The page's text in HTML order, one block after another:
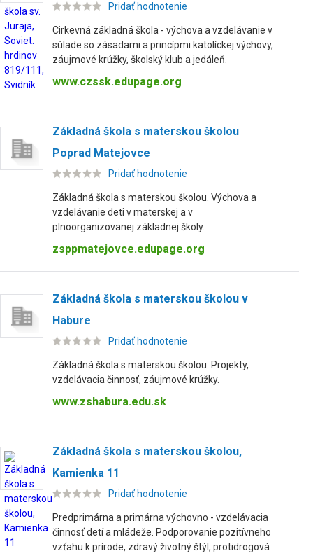
Pridať hodnotenie
Cirkevná základná škola - výchova a vzdelávanie v
súlade so zásadami a princípmi katolíckej výchovy,
záujmové krúžky, školský klub a jedáleň.
www.czssk.edupage.org
Základná škola s materskou školou
Poprad Matejovce
Pridať hodnotenie
Základná škola s materskou školou. Výchova a
vzdelávanie deti v materskej a v
plnoorganizovanej základnej školy.
zsppmatejovce.edupage.org
Základná škola s materskou školou v
Habure
Pridať hodnotenie
Základná škola s materskou školou. Projekty,
vzdelávacia činnosť, záujmové krúžky.
www.zshabura.edu.sk
Základná škola s materskou školou,
Kamienka 11
Pridať hodnotenie
Predprimárna a primárna výchovno - vzdelávacia
činnosť detí a mládeže. Podporovanie pozitívneho
vzťahu k prírode, zdravý životný štýl, protidrogová